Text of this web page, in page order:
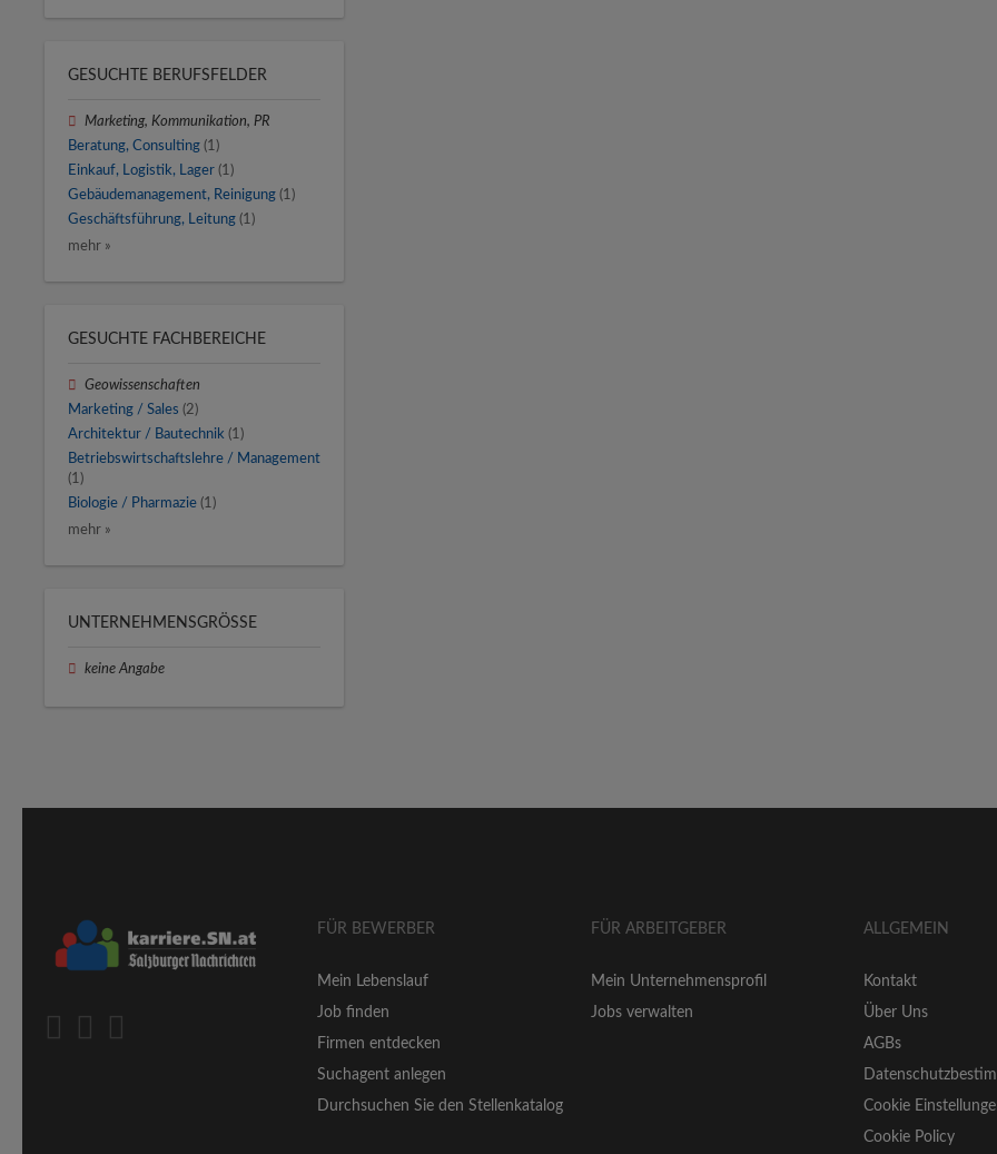
GESUCHTE BERUFSFELDER
Marketing, Kommunikation, PR
Beratung, Consulting (1)
Einkauf, Logistik, Lager (1)
Gebäudemanagement, Reinigung (1)
Geschäftsführung, Leitung (1)
mehr »
GESUCHTE FACHBEREICHE
Geowissenschaften
Marketing / Sales (2)
Architektur / Bautechnik (1)
Betriebswirtschaftslehre / Management
(1)
Biologie / Pharmazie (1)
mehr »
UNTERNEHMENSGRÖSSE
keine Angabe
FÜR BEWERBER
Mein Lebenslauf
Job finden
Firmen entdecken
Suchagent anlegen
Durchsuchen Sie den Stellenkatalog
FÜR ARBEITGEBER
Mein Unternehmensprofil
Jobs verwalten
ALLGEMEIN
Kontakt
Über Uns
AGBs
Cookie
Cookie Policy